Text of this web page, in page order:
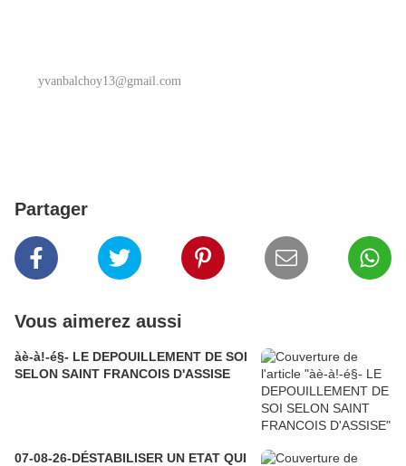
yvanbalchoy13@gmail.com
Partager
Vous aimerez aussi
àè-à!-é§- LE DEPOUILLEMENT DE SOI
SELON SAINT FRANCOIS D'ASSISE
07-08-26-DÉSTABILISER UN ETAT QUI